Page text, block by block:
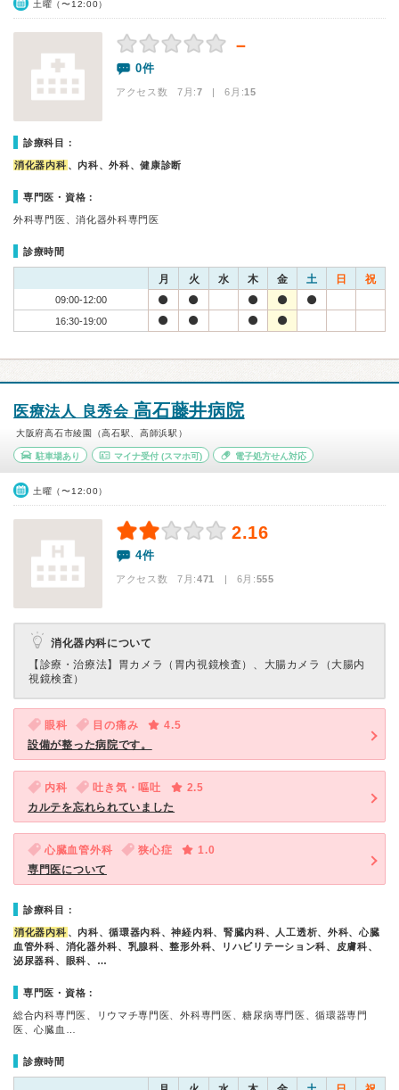
土曜（〜12:00）
－
0件
アクセス数 7月:7 | 6月:15
診療科目：
消化器内科 、内科、外科、健康診断
専門医・資格：
外科専門医、消化器外科専門医
診療時間
月 火 水 木 金 土 日 祝
09:00-12:00
16:30-19:00
医療法人 良秀会 高石藤井病院
大阪府高石市綾園（高石駅、高師浜駅）
駐車場あり マイナ受付(スマホ可) 電子処方せん対応
土曜（〜12:00）
2.16
4件
アクセス数 7月:471 | 6月:555
消化器内科について
【診療・治療法】 胃カメラ（胃内視鏡検査）、大腸カメラ（大腸内
視鏡検査）
眼科 目の痛み
4.5
設備が整った病院です。
内科 吐き気・嘔吐
2.5
カルテを忘れられていました
心臓血管外科 狭心症
1.0
専門医について
診療科目：
消化器内科 、内科、循環器内科、神経内科、腎臓内科、人工透析、外科、心臓
血管外科、消化器外科、乳腺科、整形外科、リハビリテーション科、皮膚科、
泌尿器科、眼科、…
専門医・資格：
総合内科専門医、リウマチ専門医、外科専門医、糖尿病専門医、循環器専門
医、心臓血…
診療時間